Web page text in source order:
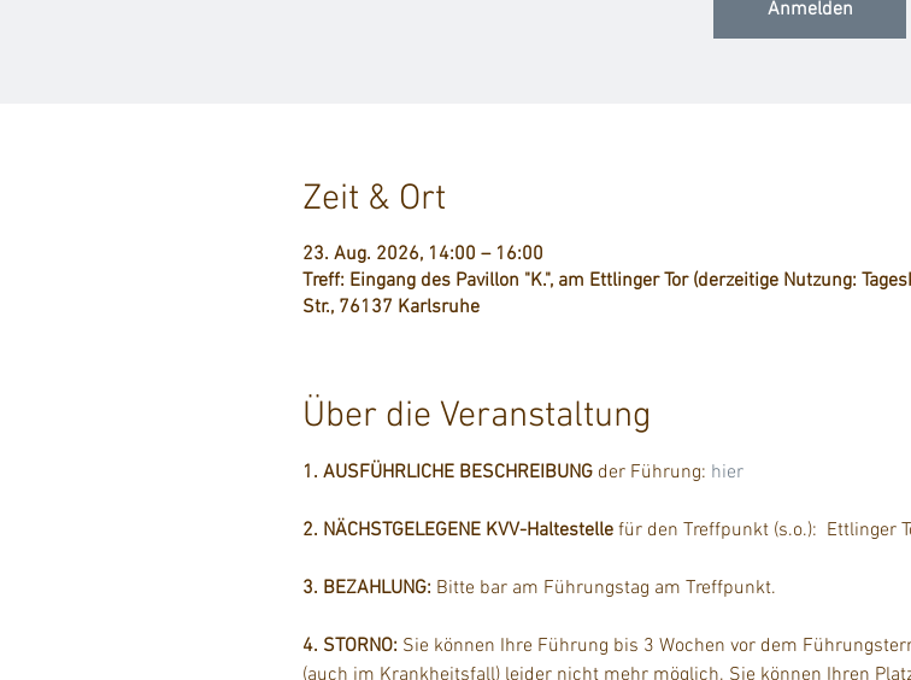
Anmelden
Zeit & Ort
23. Aug. 2026, 14:00 – 16:00
Treff: Eingang des Pavillon "K.", am Ettlinger Tor (derzeitige Nutzung:
Str., 76137 Karlsruhe
Über die Veranstaltung
1. AUSFÜHRLICHE BESCHREIBUNG der Führung: hier
2. NÄCHSTGELEGENE KVV-Haltestelle für den Treffpunkt (s.o.):  Ettlinger
3. BEZAHLUNG: Bitte bar am Führungstag am Treffpunkt.
4. STORNO: Sie können Ihre Führung bis 3 Wochen vor dem
(auch im Krankheitsfall) leider nicht mehr möglich. Sie können Ihren